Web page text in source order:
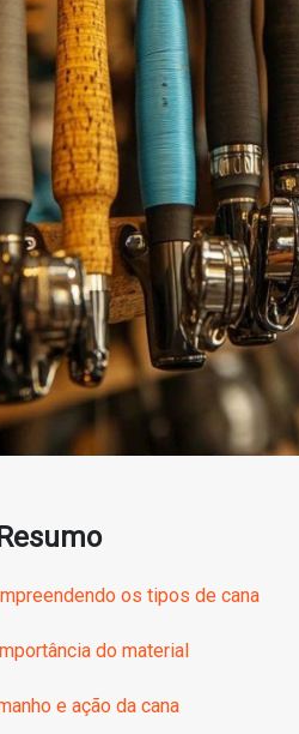
os tipos de cana
do material
e ação da cana